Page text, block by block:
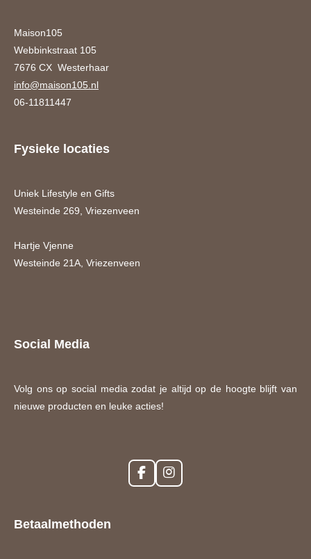
Maison105
Webbinkstraat 105
7676 CX Westerhaar
info@maison105.nl
06-11811447
Fysieke locaties
Uniek Lifestyle en Gifts
Westeinde 269, Vriezenveen
Hartje Vjenne
Westeinde 21A, Vriezenveen
Social Media
Volg ons op social media zodat je altijd op de hoogte blijft van
nieuwe producten en leuke acties!
F
a
I
n
Betaalmethoden